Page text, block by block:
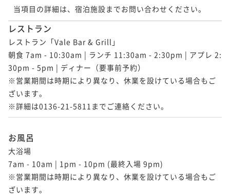
当項目の詳細は、宿泊施設までお問い合わせください。
レストラン
レストラン「Vale Bar & Grill」
朝食 7am - 10:30am | ランチ 11:30am - 2:30pm | アプレ 2:
30pm - 5pm | ディナー（要事前予約）
※営業期間は時期により異なり、休業を設けている場合もご
ざいます。
※詳細は0136-21-5811までご連絡ください。
お風呂
大浴場
7am - 10am | 1pm - 10pm (最終入場 9pm)
※営業期間は時期により異なり、休業を設けている場合もご
ざいます。